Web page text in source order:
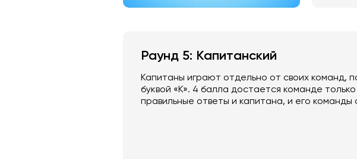
Раунд 5: Капитанский
Капитаны играют отдельно от своих команд,
буквой «К». 4 балла достается команде
правильные ответы и капитана, и его команды